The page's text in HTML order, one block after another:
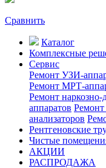
Сравнить
Каталог
Комплексные
Сервис
Ремонт УЗИ-
Ремонт МРТ-
Ремонт наркозно-
аппаратов Ремонт
анализаторов
Рентгеновские
Чистые
АКЦИИ
РАСПРОДАЖА